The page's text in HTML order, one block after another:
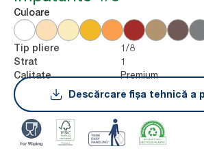
Culoare
Tip pliere 1/8
Strat 1
Calitate
Premium
Descărcare fișa tehnică a